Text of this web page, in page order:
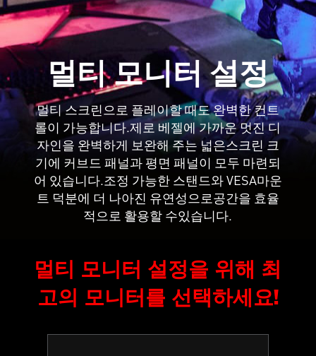
멀티 모니터 설정
멀티 스크린으로 플레이할 때도 완벽한 컨트
롤이 가능합니다.제로 베젤에 가까운 멋진 디
자인을 완벽하게 보완해 주는 넓은스크린 크
기에 커브드 패널과 평면 패널이 모두 마련되
어 있습니다.조정 가능한 스탠드와 VESA마운
트 덕분에 더 나아진 유연성으로공간을 효율
적으로 활용할 수있습니다.
멀티 모니터 설정을 위해 최
고의 모니터를 선택하세요!